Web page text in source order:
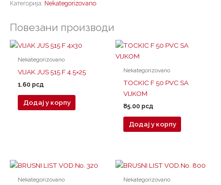
Категорија: Nekategorizovano
Повезани производи
Nekategorizovano
VIJAK JUS 515 F 4.5×25
1.60рсд
Додај у корпу
Nekategorizovano
TOCKIC F 50 PVC SA
VIJKOM
85.00рсд
Додај у корпу
Nekategorizovano Nekategorizovano